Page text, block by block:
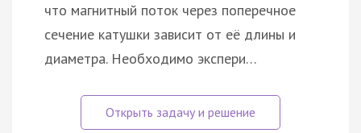
что магнитный поток через поперечное
сечение катушки зависит от её длины и
диаметра. Необходимо экспери…